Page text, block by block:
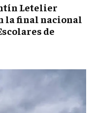
Letelier
la final nacional
de